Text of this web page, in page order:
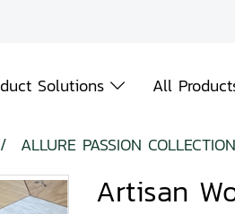
Solutions All
ALLURE PASSION COLLECTION
Artisan